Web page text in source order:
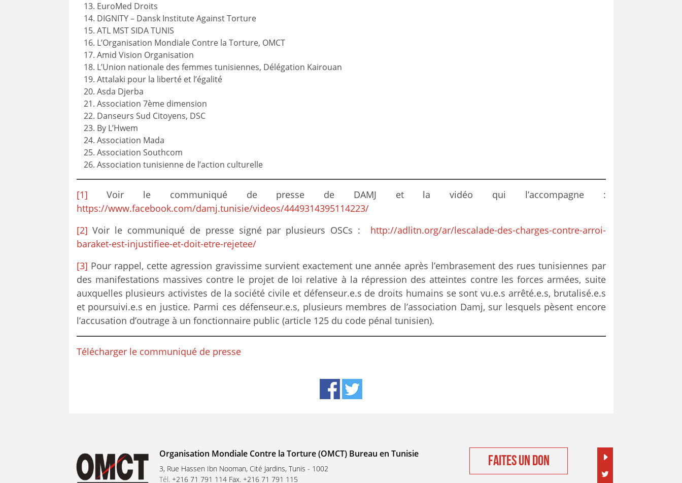
EuroMed Droits
DIGNITY – Dansk Institute Against Torture
ATL MST SIDA TUNIS
L’Organisation Mondiale Contre la Torture, OMCT
Amid Vision Organisation
L’Union nationale des femmes tunisiennes, Délégation Kairouan
Attalaki pour la liberté et l’égalité
Asda Djerba
Association 7ème dimension
Danseurs Sud Citoyens, DSC
By L’Hwem
Association Mada
Association Southcom
Association tunisienne de l’action culturelle
[1] Voir le communiqué de presse de DAMJ et la vidéo qui l’accompagne :
https://www.facebook.com/damj.tunisie/videos/4449314395114223/
[2] Voir le communiqué de presse signé par plusieurs OSCs : http://adlitn.org/ar/lescalade-des-charges-contre-arroi-
baraket-est-injustifiee-et-doit-etre-rejetee/
[3] Pour rappel, cette agression gravissime survient exactement une année après l’embrasement des rues tunisiennes par
des manifestations massives contre le projet de loi relative à la répression des atteintes contre les forces armées, suite
auxquelles plusieurs activistes de la société civile et défenseur.e.s de droits humains se sont vu.e.s arrêté.e.s, brutalisé.e.s
et poursuivi.e.s en justice. Parmi ces défenseur.e.s, plusieurs membres de l’association Damj, sur lesquels pèsent encore
l’accusation d’outrage à un fonctionnaire public (article 125 du code pénal tunisien).
Télécharger le communiqué de presse
Organisation Mondiale Contre la Torture (OMCT) Bureau en Tunisie
3, Rue Hassen Ibn Nooman, Cité Jardins, Tunis - 1002
Tél. +216 71 791 114 Fax. +216 71 791 115
FAITES UN DON